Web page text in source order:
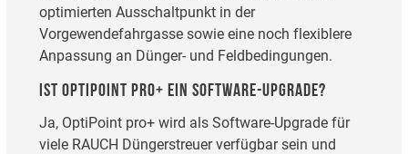
optimierten Ausschaltpunkt in der
Vorgewendefahrgasse sowie eine noch flexiblere
Anpassung an Dünger- und Feldbedingungen.
IST OPTIPOINT PRO+ EIN SOFTWARE-UPGRADE?
Ja, OptiPoint pro+ wird als Software-Upgrade für
viele RAUCH Düngerstreuer verfügbar sein und